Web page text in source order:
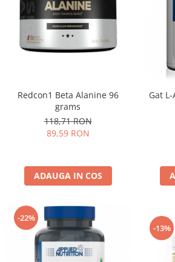
Redcon1 Beta Alanine 96
grams
118,71 RON
89,59 RON
ADAUGA IN COS
Gat
-22%
-13%